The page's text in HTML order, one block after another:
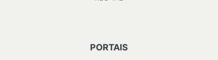
PORTAIS